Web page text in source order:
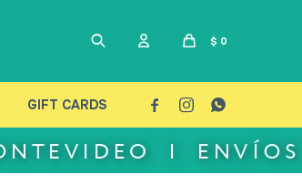
GIFT CARDS
$ 0
  